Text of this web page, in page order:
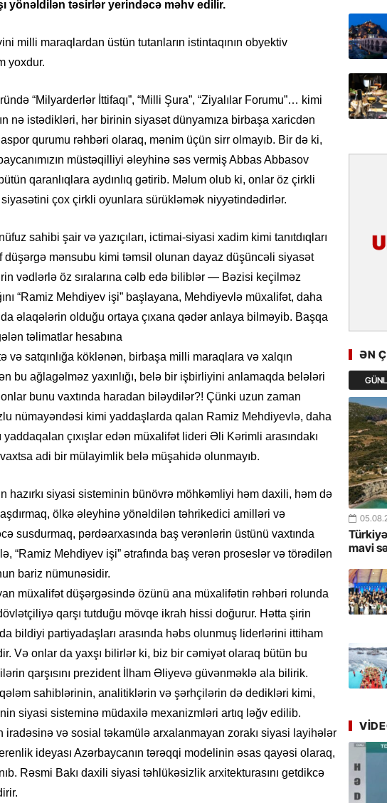
yönəldilən təsirlər yerindəcə məhv edilir.
milli maraqlardan üstün tutanların istintaqının obyektiv
yoxdur.
“Milyarderlər İttifaqı”, “Milli Şura”, “Ziyalılar Forumu”… kimi
nə istədikləri, hər birinin siyasət dünyamıza birbaşa xaricdən
qurumu rəhbəri olaraq, mənim üçün sirr olmayıb. Bir də ki,
müstəqilliyi əleyhinə səs vermiş Abbas Abbasov
qaranlıqlara aydınlıq gətirib. Məlum olub ki, onlar öz çirkli
siyasətini çox çirkli oyunlara sürükləmək niyyətindədirlər.
sahibi şair və yazıçıları, ictimai-siyasi xadim kimi tanıtdıqları
düşərgə mənsubu kimi təmsil olunan dayaz düşüncəli siyasət
vədlərlə öz sıralarına cəlb edə biliblər — Bəzisi keçilməz
“Ramiz Mehdiyev işi” başlayana, Mehdiyevlə müxalifət, daha
əlaqələrin olduğu ortaya çıxana qədər anlaya bilməyib. Başqa
təlimatlar hesabına
və satqınlığa köklənən, birbaşa milli maraqlara və xalqın
bu ağlagəlməz yaxınlığı, belə bir işbirliyini anlamaqda belələri
bunu vaxtında haradan biləydilər?! Çünki uzun zaman
nümayəndəsi kimi yaddaşlarda qalan Ramiz Mehdiyevlə, daha
yaddaqalan çıxışlar edən müxalifət lideri Əli Kərimli arasındakı
adi bir mülayimlik belə müşahidə olunmayıb.
hazırkı siyasi sisteminin bünövrə möhkəmliyi həm daxili, həm də
ölkə əleyhinə yönəldilən təhrikedici amilləri və
susdurmaq, pərdəarxasında baş verənlərin üstünü vaxtında
“Ramiz Mehdiyev işi” ətrafında baş verən proseslər və törədilən
bariz nümunəsidir.
müxalifət düşərgəsində özünü ana müxalifətin rəhbəri rolunda
qarşı tutduğu mövqe ikrah hissi doğurur. Hətta şirin
bildiyi partiyadaşları arasında həbs olunmuş liderlərini ittiham
Və onlar da yaxşı bilirlər ki, biz bir cəmiyət olaraq bütün bu
qarşısını prezident İlham Əliyevə güvənməklə ala bilirik.
qələm sahiblərinin, analitiklərin və şərhçilərin də dedikləri kimi,
siyasi sisteminə müdaxilə mexanizmləri artıq ləğv edilib.
iradəsinə və sosial təkamülə arxalanmayan zorakı siyasi layihələr
ideyası Azərbaycanın tərəqqi modelinin əsas qayəsi olaraq,
Rəsmi Bakı daxili siyasi təhlükəsizlik arxitekturasını getdikcə
İlin ilk
çox
Yeni
Awards
-
Türkiyə
“İlham
YAP
Günü
yer
ƏN
mavi